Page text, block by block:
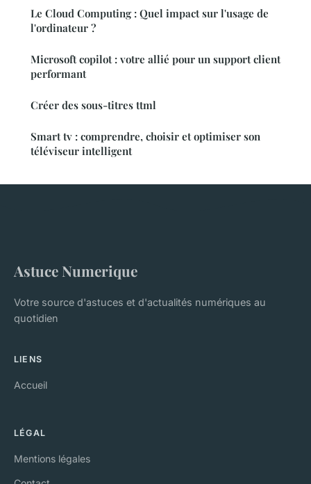
Le Cloud Computing : Quel impact sur l'usage de
l'ordinateur ?
Microsoft copilot : votre allié pour un support client
performant
Créer des sous-titres ttml
Smart tv : comprendre, choisir et optimiser son
téléviseur intelligent
Astuce Numerique
Votre source d'astuces et d'actualités numériques au
quotidien
LIENS
Accueil
LÉGAL
Mentions légales